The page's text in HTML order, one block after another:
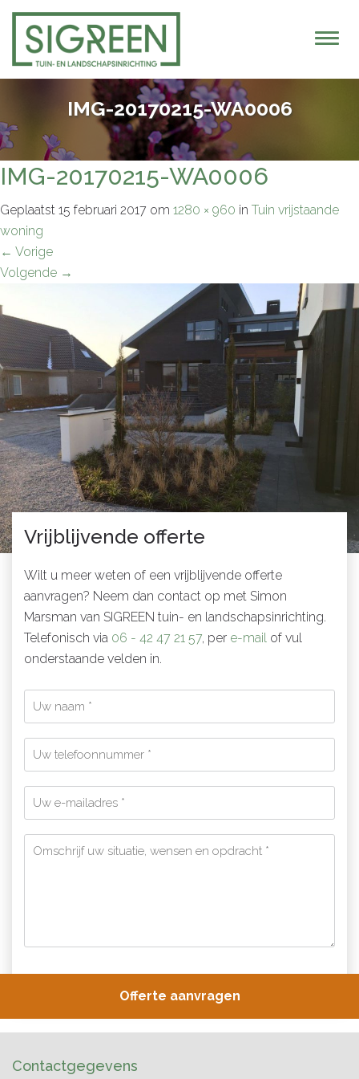
T
g
n
v
i
IMG-20170215-WA0006
IMG-20170215-WA0006
Geplaatst 15 februari 2017 om 1280 × 960 in Tuin vrijstaande
woning
← Vorige
Volgende →
Vrijblijvende offerte
Wilt u meer weten of een vrijblijvende offerte
aanvragen? Neem dan contact op met Simon
Marsman van SIGREEN tuin- en landschapsinrichting.
Telefonisch via 06 - 42 47 21 57, per e-mail of vul
onderstaande velden in.
Contactgegevens